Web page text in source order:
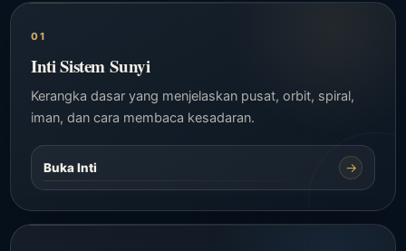
01
Inti Sistem Sunyi
Kerangka dasar yang menjelaskan pusat, orbit, spiral,
iman, dan cara membaca kesadaran.
Buka Inti →